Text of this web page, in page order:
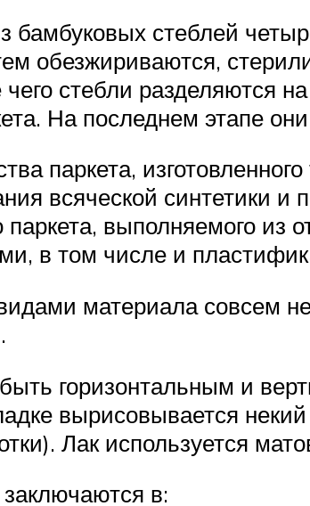
бамбуковых стеблей
обезжириваются,
стебли разделяются
На последнем этапе
паркета,
всяческой синтетики и
выполняемого из
в том числе и
материала совсем не
горизонтальным и
вырисовывается
Лак используется
в: